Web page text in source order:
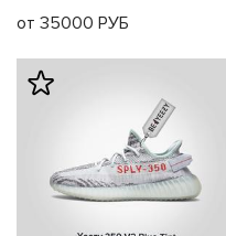
от 35000 РУБ